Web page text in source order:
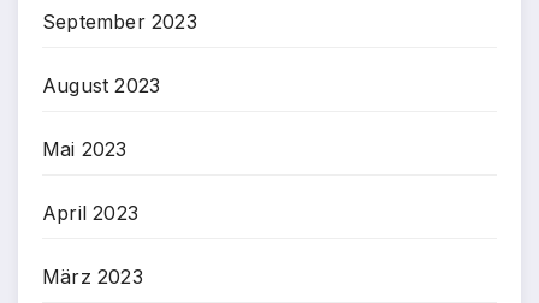
September 2023
August 2023
Mai 2023
April 2023
März 2023